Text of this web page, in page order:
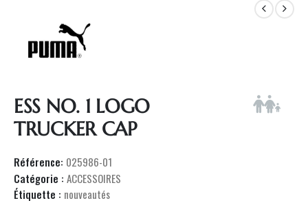
ESS NO. 1 LOGO
TRUCKER CAP
Référence: 025986-01
Catégorie : ACCESSOIRES
Étiquette : nouveautés